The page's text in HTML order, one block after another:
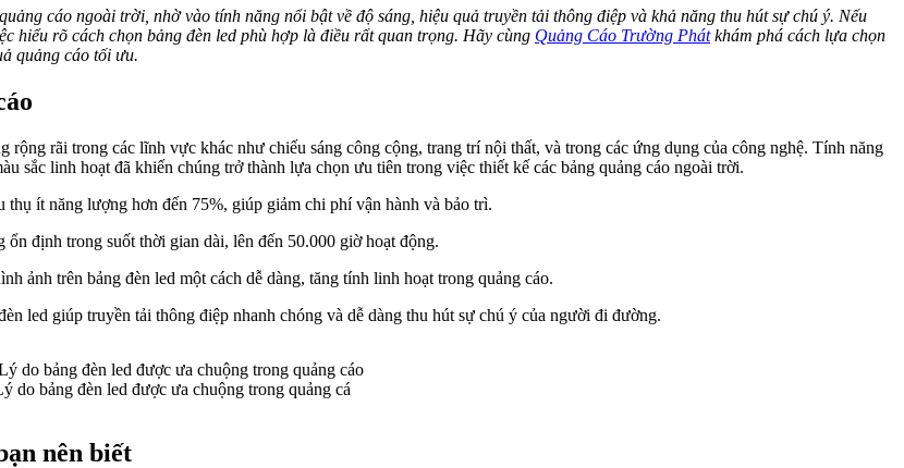
cáo ngoài trời, nhờ vào tính năng nổi bật về độ sáng, hiệu quả truyền tải thông điệp và khả năng thu hút sự chú ý. Nếu
hiểu rõ cách chọn bảng đèn led phù hợp là điều rất quan trọng. Hãy cùng Quảng Cáo Trường Phátkhám phá cách lựa chọn
quảng cáo tối ưu.
rãi trong các lĩnh vực khác như chiếu sáng công cộng, trang trí nội thất, và trong các ứng dụng của công nghệ. Tính năng
sắc linh hoạt đã khiến chúng trở thành lựa chọn ưu tiên trong việc thiết kế các bảng quảng cáo ngoài trời.
ít năng lượng hơn đến 75%, giúp giảm chi phí vận hành và bảo trì.
định trong suốt thời gian dài, lên đến 50.000 giờ hoạt động.
ảnh trên bảng đèn led một cách dễ dàng, tăng tính linh hoạt trong quảng cáo.
led giúp truyền tải thông điệp nhanh chóng và dễ dàng thu hút sự chú ý của người đi đường.
do bảng đèn led được ưa chuộng trong quảng cá
nên biết